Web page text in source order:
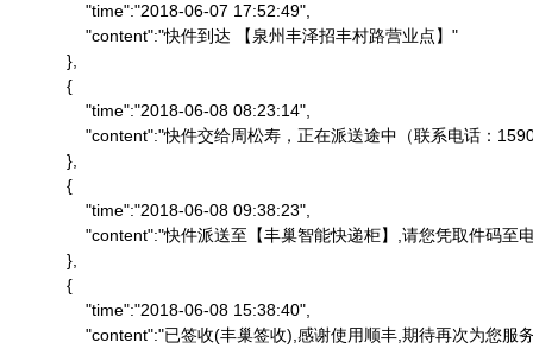
                "time":"2018-06-07 17:52:49",
                "content":"快件到达 【泉州丰泽招丰村路营业点】"
            },
            {
                "time":"2018-06-08 08:23:14",
"content":"快件交给周松寿，正在派送途中（联系电话：
            },
            {
                "time":"2018-06-08 09:38:23",
"content":"快件派送至【丰巢智能快递柜】,请您凭取件
            },
            {
                "time":"2018-06-08 15:38:40",
"content":"已签收(丰巢签收),感谢使用顺丰,期待再次为您服